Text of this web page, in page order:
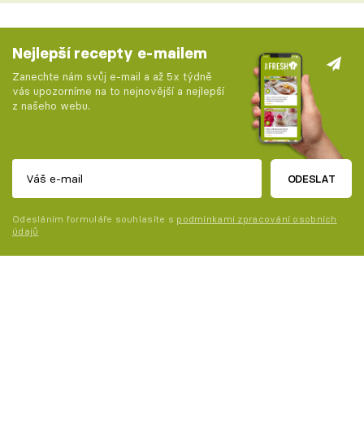
Nejlepší recepty e-mailem
Zanechte nám svůj e-mail a až 5x týdně
vás upozorníme na to nejnovější a nejlepší
z našeho webu.
ODESLAT
Odesláním formuláře souhlasíte s podmínkami zpracování osobních
údajů